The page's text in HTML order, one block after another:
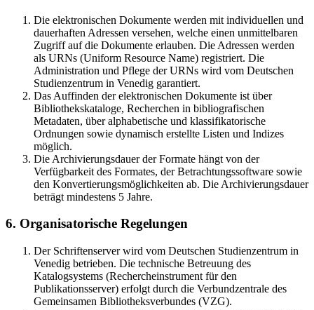
Die elektronischen Dokumente werden mit individuellen und
dauerhaften Adressen versehen, welche einen unmittelbaren
Zugriff auf die Dokumente erlauben. Die Adressen werden
als URNs (Uniform Resource Name) registriert. Die
Administration und Pflege der URNs wird vom Deutschen
Studienzentrum in Venedig garantiert.
Das Auffinden der elektronischen Dokumente ist über
Bibliothekskataloge, Recherchen in bibliografischen
Metadaten, über alphabetische und klassifikatorische
Ordnungen sowie dynamisch erstellte Listen und Indizes
möglich.
Die Archivierungsdauer der Formate hängt von der
Verfügbarkeit des Formates, der Betrachtungssoftware sowie
den Konvertierungsmöglichkeiten ab. Die Archivierungsdauer
beträgt mindestens 5 Jahre.
6. Organisatorische Regelungen
Der Schriftenserver wird vom Deutschen Studienzentrum in
Venedig betrieben. Die technische Betreuung des
Katalogsystems (Rechercheinstrument für den
Publikationsserver) erfolgt durch die Verbundzentrale des
Gemeinsamen Bibliotheksverbundes (VZG).